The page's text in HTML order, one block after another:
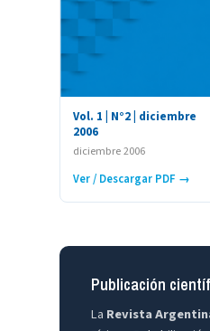
Vol. 1 | N°2 | diciembre
2006
diciembre 2006
Ver / Descargar PDF →
Publicación
La Revista